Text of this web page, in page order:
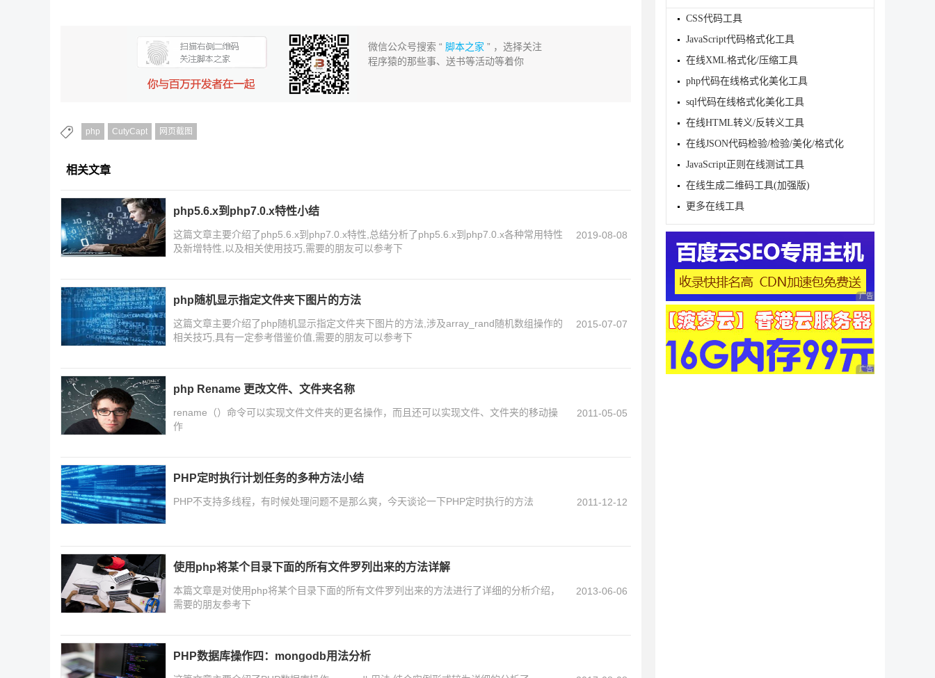
微信公众号搜索 “脚本之家 ” ，选择关注
程序猿的那些事、送书等活动等着你
php CutyCapt 网页截图
相关文章
php5.6.x到php7.0.x特性小结
这篇文章主要介绍了php5.6.x到php7.0.x特性,总结分析了php5.6.x到php7.0.x各种常用特性
及新增特性,以及相关使用技巧,需要的朋友可以参考下
2019-08-08
php随机显示指定文件夹下图片的方法
这篇文章主要介绍了php随机显示指定文件夹下图片的方法,涉及array_rand随机数组操作的
相关技巧,具有一定参考借鉴价值,需要的朋友可以参考下
2015-07-07
php Rename 更改文件、文件夹名称
rename（）命令可以实现文件文件夹的更名操作，而且还可以实现文件、文件夹的移动操
作
2011-05-05
PHP定时执行计划任务的多种方法小结
PHP不支持多线程，有时候处理问题不是那么爽，今天谈论一下PHP定时执行的方法 2011-12-12
使用php将某个目录下面的所有文件罗列出来的方法详解
本篇文章是对使用php将某个目录下面的所有文件罗列出来的方法进行了详细的分析介绍，
需要的朋友参考下
2013-06-06
PHP数据库操作四：mongodb用法分析
CSS代码工具
JavaScript代码格式化工具
在线XML格式化/压缩工具
php代码在线格式化美化工具
sql代码在线格式化美化工具
在线HTML转义/反转义工具
在线JSON代码检验/检验/美化/格式化
JavaScript正则在线测试工具
在线生成二维码工具(加强版)
更多在线工具
广告 商业广告，理性
广告 商业广告，理性